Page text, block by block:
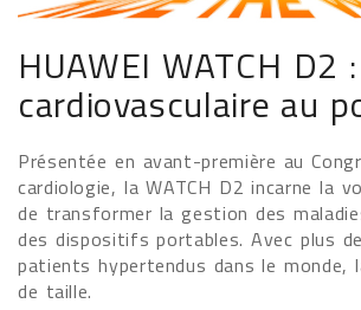
HUAWEI WATCH D2
cardiovasculaire au
Présentée en avant-première au
cardiologie, la WATCH D2 incarne la
de transformer la gestion des
des dispositifs portables. Avec plus
patients hypertendus dans le monde,
de taille.